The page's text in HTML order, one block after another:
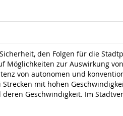
den Folgen für die
Möglichkeiten zur Auswirkung
von autonomen und
mit hohen
Geschwindigkeit. Im